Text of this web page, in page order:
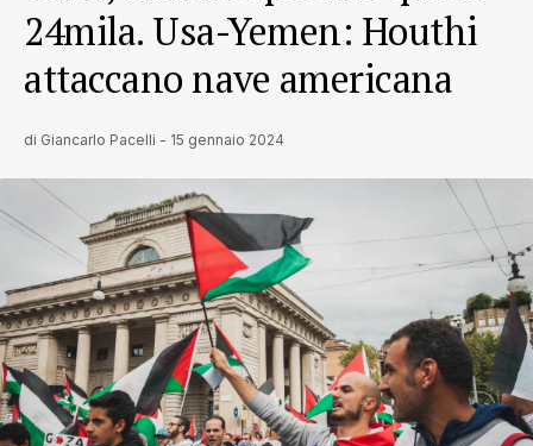
24mila. Usa-Yemen: Houthi
attaccano nave americana
di Giancarlo Pacelli - 15 gennaio 2024